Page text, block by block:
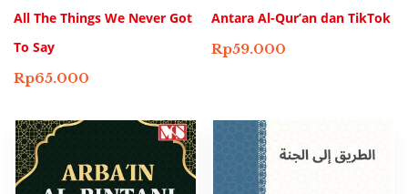
All The Things We Never Got
To Say
Rp65.000
Antara Al-Qur’an dan TikTok
Rp59.000